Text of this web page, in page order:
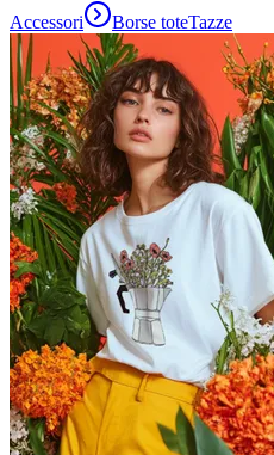
Accessori Borse toteTazze